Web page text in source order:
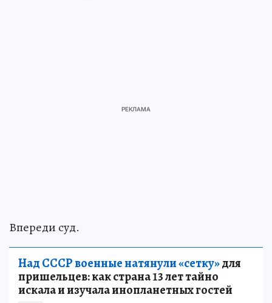
Впереди суд.
Над СССР военные натянули «сетку»для
пришельцев: как страна 13 лет тайно
искала и изучала инопланетных гостей